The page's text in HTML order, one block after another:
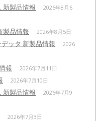
新製品情報
2026年8月6
製品情報 2026年8月5日
ッタ 新製品情報
2026
報 2026年7月11日
2026年7月10日
新製品情報
2026年7月9
2026年7月3日